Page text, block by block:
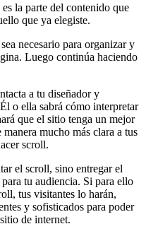
la parte del contenido que
que ya elegiste.
necesario para organizar y
Luego continúa haciendo
a tu diseñador y
o ella sabrá cómo interpretar
que el sitio tenga un mejor
mucho más clara a tus
scroll.
el scroll, sino entregar el
tu audiencia. Si para ello
tus visitantes lo harán,
y sofisticados para poder
de internet.